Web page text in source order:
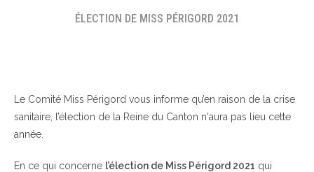
ÉLECTION DE MISS PÉRIGORD 2021
Le Comité Miss Périgord vous informe qu’en raison de la crise
sanitaire, l’élection de la Reine du Canton n‘aura pas lieu cette
année.
En ce qui concerne l’élection de Miss Périgord 2021 qui